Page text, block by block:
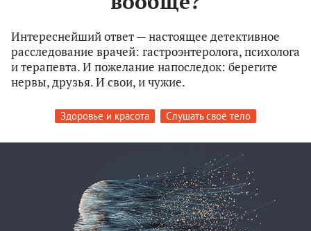
Интереснейший ответ — настоящее детективное
расследование врачей: гастроэнтеролога, психолога
и терапевта. И пожелание напоследок: берегите
нервы, друзья. И свои, и чужие.
Здоровье и красота Слушать своё тело